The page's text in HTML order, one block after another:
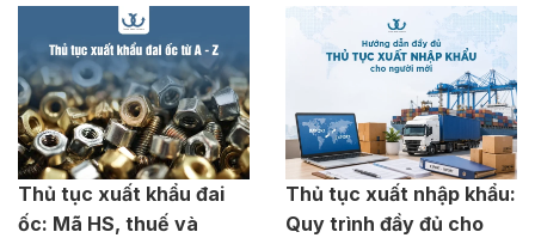
Thủ tục xuất khẩu đai
ốc: Mã HS, thuế và
Thủ tục xuất nhập khẩu:
Quy trình đầy đủ cho